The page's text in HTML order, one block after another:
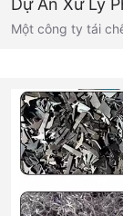
Dự Án Xử Lý
Một công ty tái